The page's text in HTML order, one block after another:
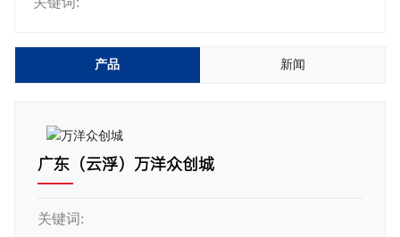
产品 新闻
广东（云浮）万洋众创城
关键词: